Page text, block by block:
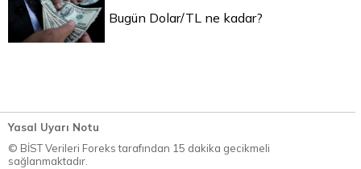
Bugün Dolar/TL ne kadar?
Yasal Uyarı Notu
© BİST Verileri Foreks tarafından 15 dakika gecikmeli
sağlanmaktadır.